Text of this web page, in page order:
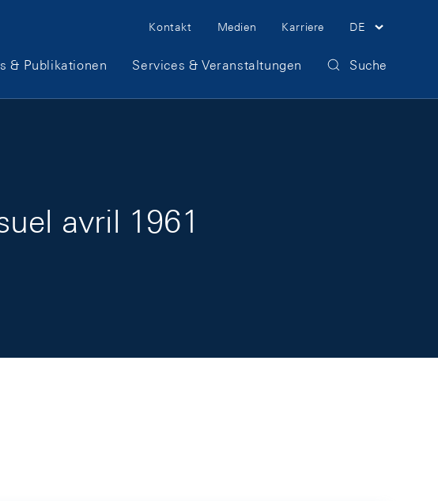
Meta Navigation
Kontakt Medien Karriere DE
& Publikationen Services & Veranstaltungen Suche
avril 1961